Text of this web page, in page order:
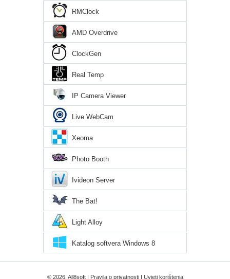
RMClock
AMD Overdrive
ClockGen
Real Temp
IP Camera Viewer
Live WebCam
Xeoma
Photo Booth
Ivideon Server
The Bat!
Light Alloy
Katalog softvera Windows 8
© 2026, All8soft | Pravila o privatnosti| Uvjeti korištenja